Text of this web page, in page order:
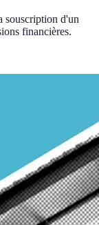
souscription d'un
financières.